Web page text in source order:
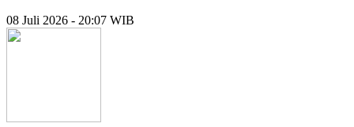
08 Juli 2026 - 20:07 WIB